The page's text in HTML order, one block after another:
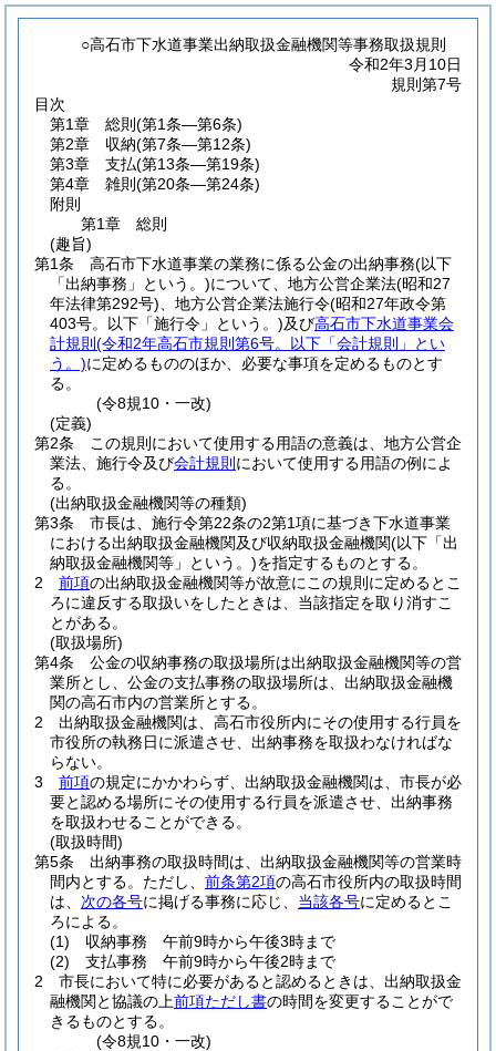
○高石市下水道事業出納取扱金融機関等事務取扱規則
令和2年3月10日
規則第7号
目次
第1章
総則 (第1条―第6条)
第2章
収納(第7条―第12条)
第3章
支払(第13条―第19条)
第4章
雑則 (第20条―第24条)
附則
第1章
総則
(趣旨)
第1条
高石市下水道事業の業務に係る公金の出納事務(以下
「出納事務」という。)について、地方公営企業法(昭和27
年法律第292号) 、地方公営企業法施行令(昭和27年政令第
403号。以下「施行令」という。)及び高石市下水道事業会
計規則 (令和2年高石市規則第6号。以下「会計規則」とい
う。)に定めるもののほか、必要な事項を定めるものとす
る。
(令8規10・一改)
(定義)
第2条
この規則において使用する用語の意義は、地方公営企
業法、施行令及び会計規則 において使用する用語の例によ
る。
(出納取扱金融機関等の種類)
第3条
市長は、施行令第22条の2第1項に基づき下水道事業
における出納取扱金融機関及び収納取扱金融機関(以下「出
納取扱金融機関等」という。)を指定するものとする。
2
前項の出納取扱金融機関等が故意にこの規則に定めるとこ
ろに違反する取扱いをしたときは、当該指定を取り消すこ
とがある。
(取扱場所)
第4条
公金の収納事務の取扱場所は出納取扱金融機関等の営
業所とし、公金の支払事務の取扱場所は、出納取扱金融機
関の高石市内の営業所とする。
2
出納取扱金融機関は、高石市役所内にその使用する行員を
市役所の執務日に派遣させ、出納事務を取扱わなければな
らない。
3
前項の規定にかかわらず、出納取扱金融機関は、市長が必
要と認める場所にその使用する行員を派遣させ、出納事務
を取扱わせることができる。
(取扱時間)
第5条
出納事務の取扱時間は、出納取扱金融機関等の営業時
間内とする。 ただし、 前条第2項の高石市役所内の取扱時間
は、 次の各号に掲げる事務に応じ、 当該各号に定めるとこ
ろによる。
(1)
収納事務 午前9時から午後3時まで
(2)
支払事務 午前9時から午後2時まで
2
市長において特に必要があると認めるときは、出納取扱金
融機関と協議の上前項ただし書の時間を変更することがで
きるものとする。
(令8規10・一改)